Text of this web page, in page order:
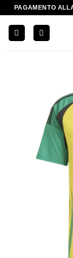
Salta
contenuti
PAGAMENTO